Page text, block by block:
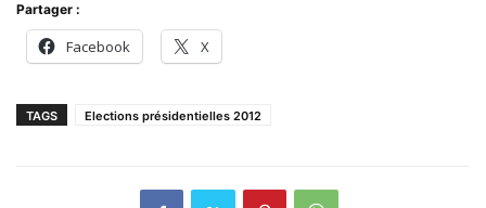
Partager :
Facebook X
TAGS Elections présidentielles 2012